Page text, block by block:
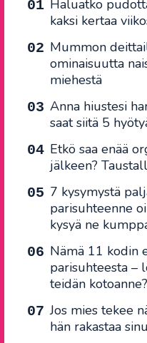
Haluatko
kaksi kertaa
Mummon
ominaisuutta
miehestä
Anna hiustesi
saat siitä 5
Etkö saa enää
jälkeen?
7 kysymystä
parisuhteenne
kysyä ne
Nämä 11 kodin
parisuhteesta –
teidän kotoanne?
Jos mies tekee
hän rakastaa